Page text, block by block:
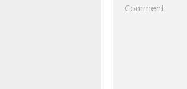
Comment